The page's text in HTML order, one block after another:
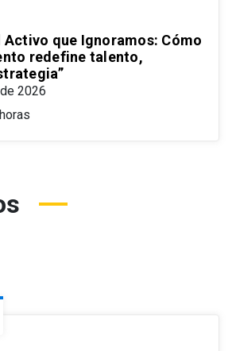
Activo que Ignoramos: Cómo
redefine talento,
2026